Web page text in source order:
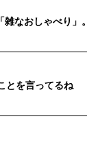
なおしゃべり」。
とを言ってるね